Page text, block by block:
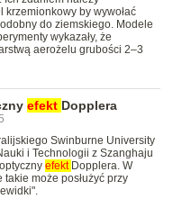
krzemionkowy by wywołać
do ziemskiego. Modele
wykazały, że
aerożelu grubości 2–3
efekt Dopplera
Swinburne University
i Technologii z Szanghaju
efekt Dopplera. W
takie może posłużyć przy